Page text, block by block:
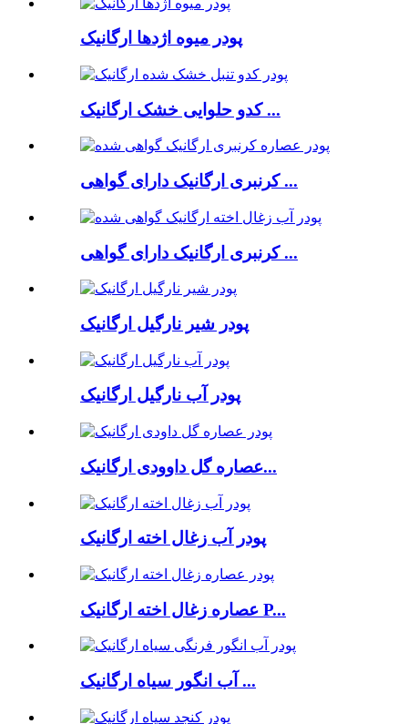
پودر میوه اژدها ارگانیک
کدو حلوایی خشک ارگانیک ...
کرنبری ارگانیک دارای گواهی ...
کرنبری ارگانیک دارای گواهی ...
پودر شیر نارگیل ارگانیک
پودر آب نارگیل ارگانیک
عصاره گل داوودی ارگانیک...
پودر آب زغال اخته ارگانیک
عصاره زغال اخته ارگانیک P...
آب انگور سیاه ارگانیک ...